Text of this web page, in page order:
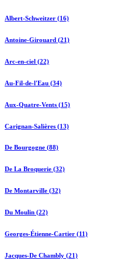
Albert-Schweitzer (16)
Antoine-Girouard (21)
Arc-en-ciel (22)
Au-Fil-de-l'Eau (34)
Aux-Quatre-Vents (15)
Carignan-Salières (13)
De Bourgogne (88)
De La Broquerie (32)
De Montarville (32)
Du Moulin (22)
Georges-Étienne-Cartier (11)
Jacques-De Chambly (21)